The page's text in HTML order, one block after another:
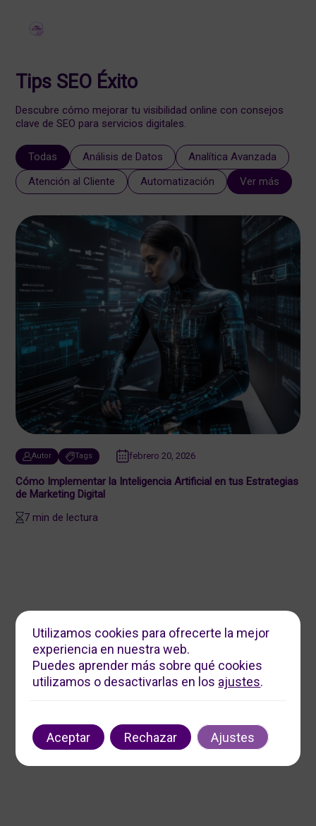
Tips SEO Éxito
Descubre cómo mejorar tu visibilidad online con consejos
clave de SEO para servicios digitales.
Todas Análisis de Datos
Analítica Avanzada
Atención al Cliente
Automatización Ver más
Autor Tags febrero 20, 2026
Cómo Implementar la Inteligencia Artificial en tus Estrategias
de Marketing Digital
7 min de lectura
Servicios Digitales Maite
Ofrecemos soluciones digitales personalizadas para
impulsar tu negocio. Contáctanos para optimizar tu
Contacto
Utilizamos cookies para ofrecerte la mejor
experiencia en nuestra web.
Puedes aprender más sobre qué cookies
utilizamos o desactivarlas en los ajustes.
Aceptar Rechazar Ajustes